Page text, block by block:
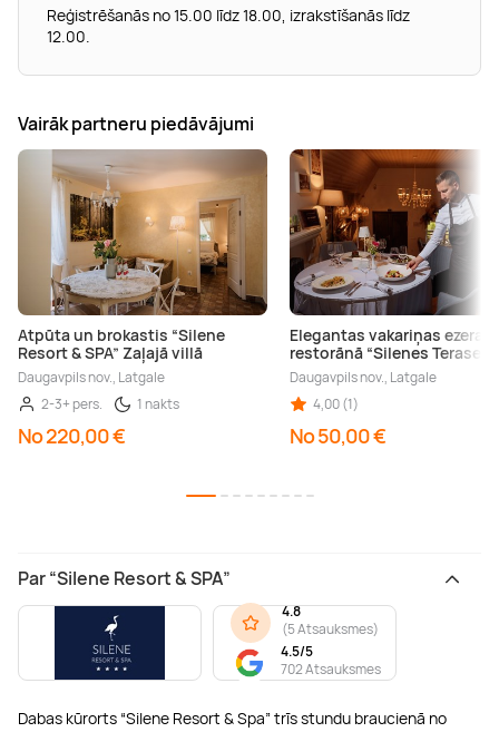
Reģistrēšanās no 15.00 līdz 18.00, izrakstīšanās līdz
12.00.
Vairāk partneru piedāvājumi
Atpūta un brokastis “Silene
Resort & SPA” Zaļajā villā
Daugavpils nov., Latgale
2-3+ pers.
1 nakts
No 220,00 €
Elegantas vakariņas ezera
restorānā “Silenes Terases”
Daugavpils nov., Latgale
4,00 (1)
No 50,00 €
Par “Silene Resort & SPA”
Dabas kūrorts “Silene Resort & Spa” trīs stundu braucienā no
4.8
(5 Atsauksmes)
4.5/5
702 Atsauksmes